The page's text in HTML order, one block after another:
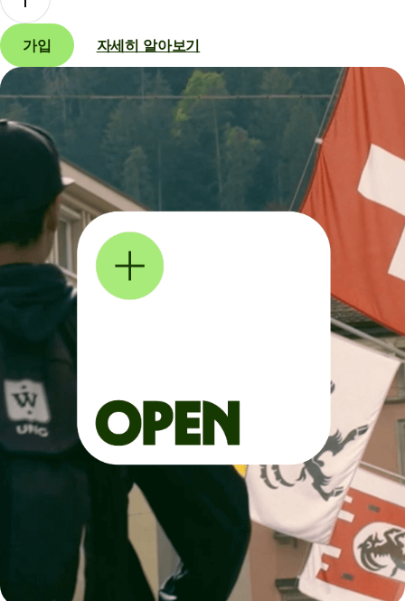
가입 자세히 알아보기